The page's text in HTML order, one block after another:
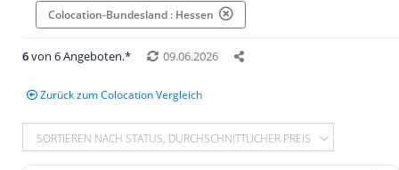
Colocation-Bundesland : Hessen
6von 6 Angeboten.* 09.06.2026
Zurück zum Colocation Vergleich
SORTIEREN NACH STATUS, DURCHSCHNITTLICHER PREIS